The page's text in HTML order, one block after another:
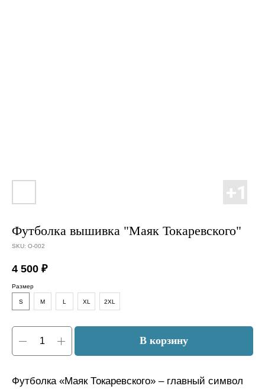
Футболка вышивка "Маяк Токаревского"
SKU: О-002
4 500 ₽
Размер
S M L XL 2XL
В корзину
Футболка «Маяк Токаревского» – главный символ